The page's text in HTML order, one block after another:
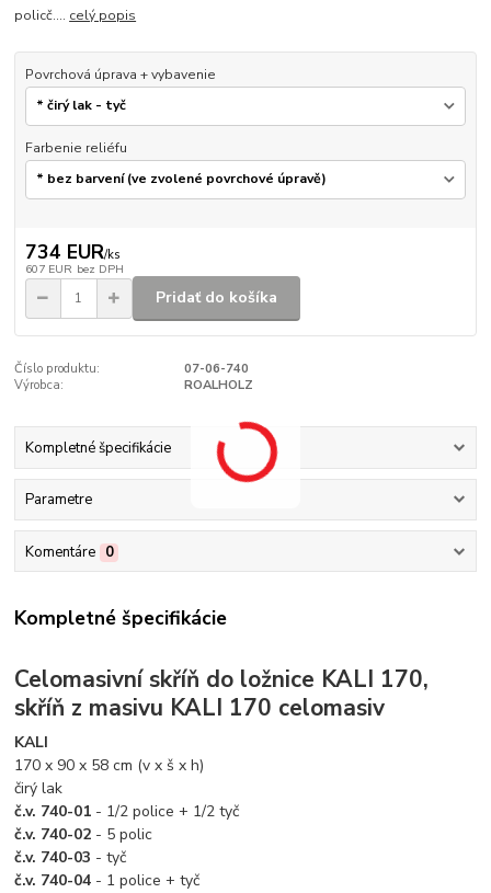
policč.... celý popis
Povrchová úprava + vybavenie
Farbenie reliéfu
734 EUR/ks
607 EUR bez DPH
Pridať do košíka
Číslo produktu:
07-06-740
Výrobca:
ROALHOLZ
Kompletné špecifikácie
Parametre
Komentáre 0
Kompletné špecifikácie
Celomasivní skříň do ložnice KALI 170,
skříň z masivu KALI 170 celomasiv
KALI
170 x 90 x 58 cm (v x š x h)
čirý lak
č.v. 740-01 - 1/2 police + 1/2 tyč
č.v. 740-02 - 5 polic
č.v. 740-03 - tyč
č.v. 740-04 - 1 police + tyč